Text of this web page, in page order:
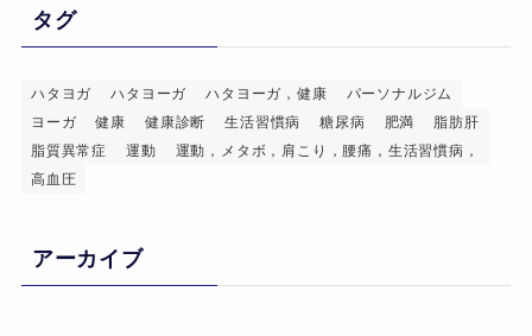
タグ
ハタヨガ ハタヨーガ ハタヨーガ，健康
パーソナルジム
ヨーガ
健康 健康診断 生活習慣病 糖尿病 肥満
脂肪肝
脂質異常症
運動
運動，メタボ，肩こり，腰痛，生活習慣病，
高血圧
アーカイブ